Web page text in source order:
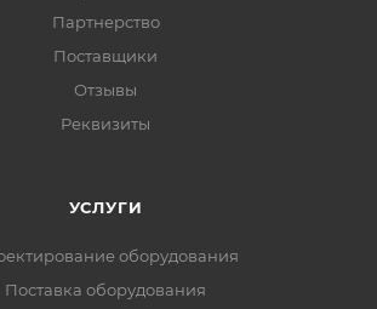
Партнерство
Поставщики
Отзывы
Реквизиты
УСЛУГИ
оборудования
Поставка оборудования